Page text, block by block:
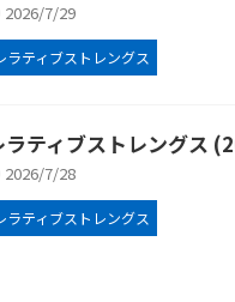
2026/7/29
ラティブストレングス
ラティブストレングス
2026/7/28
ラティブストレングス